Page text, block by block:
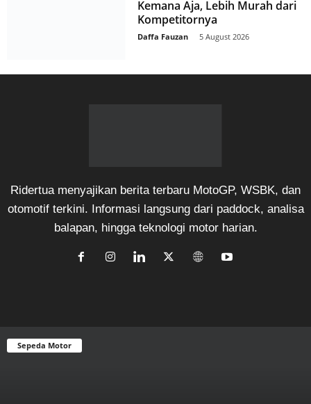
Kemana Aja, Lebih Murah dari
Kompetitornya
Daffa Fauzan 5 August 2026
Ridertua menyajikan berita terbaru MotoGP, WSBK, dan
otomotif terkini. Informasi langsung dari paddock, analisa
balapan, hingga teknologi motor harian.
Sepeda Motor